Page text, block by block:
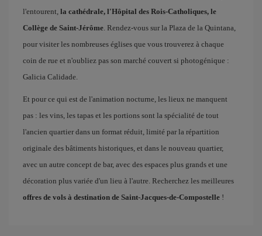
l'entourent, la cathédrale, l'Hôpital des Rois-Catholiques, le
Collège de Saint-Jérôme. Rendez-vous sur la Plaza de la Quintana,
pour visiter les nombreuses églises que vous trouverez à chaque
coin de rue et n'oubliez pas son marché couvert si photogénique :
Galicia Calidade.
Et pour ce qui est de l'animation nocturne, les lieux ne manquent
pas : les vins, les tapas et les portions sont la spécialité de tout
l'ancien quartier dans un format réduit, limité par la répartition
originale des bâtiments historiques, et dans le nouveau quartier,
avec un autre concept de bar, avec des espaces plus grands et une
décoration plus variée d'un lieu à l'autre. Recherchez les meilleures
offres de vols à destination de Saint-Jacques-de-Compostelle !